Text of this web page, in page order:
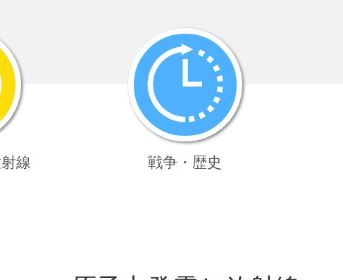
日本軍兵士は逃げ回り
や島や洞窟にこもっていました。
で、
兵の面倒をみたり支配されたりで、
いられました。
リカ軍は
強化しました。
線 戦争・歴史